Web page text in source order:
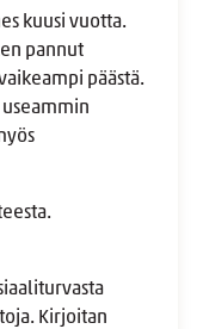
kuusi vuotta.
pannut
päästä.
useammin
Kirjoitan